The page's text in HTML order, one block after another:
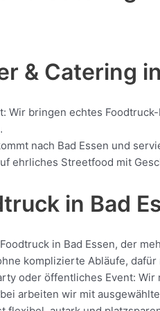
& Catering
Wir bringen echtes
nach Bad Essen und
ehrliches Streetfood mit
in Bad
in Bad Essen, der
komplizierte Abläufe, dafür
oder öffentliches Event:
arbeiten wir mit